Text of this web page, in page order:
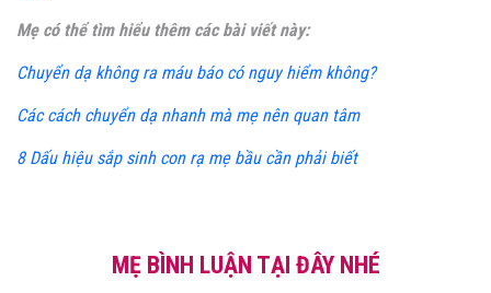
Mẹ có thể tìm hiểu thêm các bài viết này:
Chuyển dạ không ra máu báo có nguy hiểm không?
Các cách chuyển dạ nhanh mà mẹ nên quan tâm
8 Dấu hiệu sắp sinh con rạ mẹ bầu cần phải biết
MẸ BÌNH LUẬN TẠI ĐÂY NHÉ